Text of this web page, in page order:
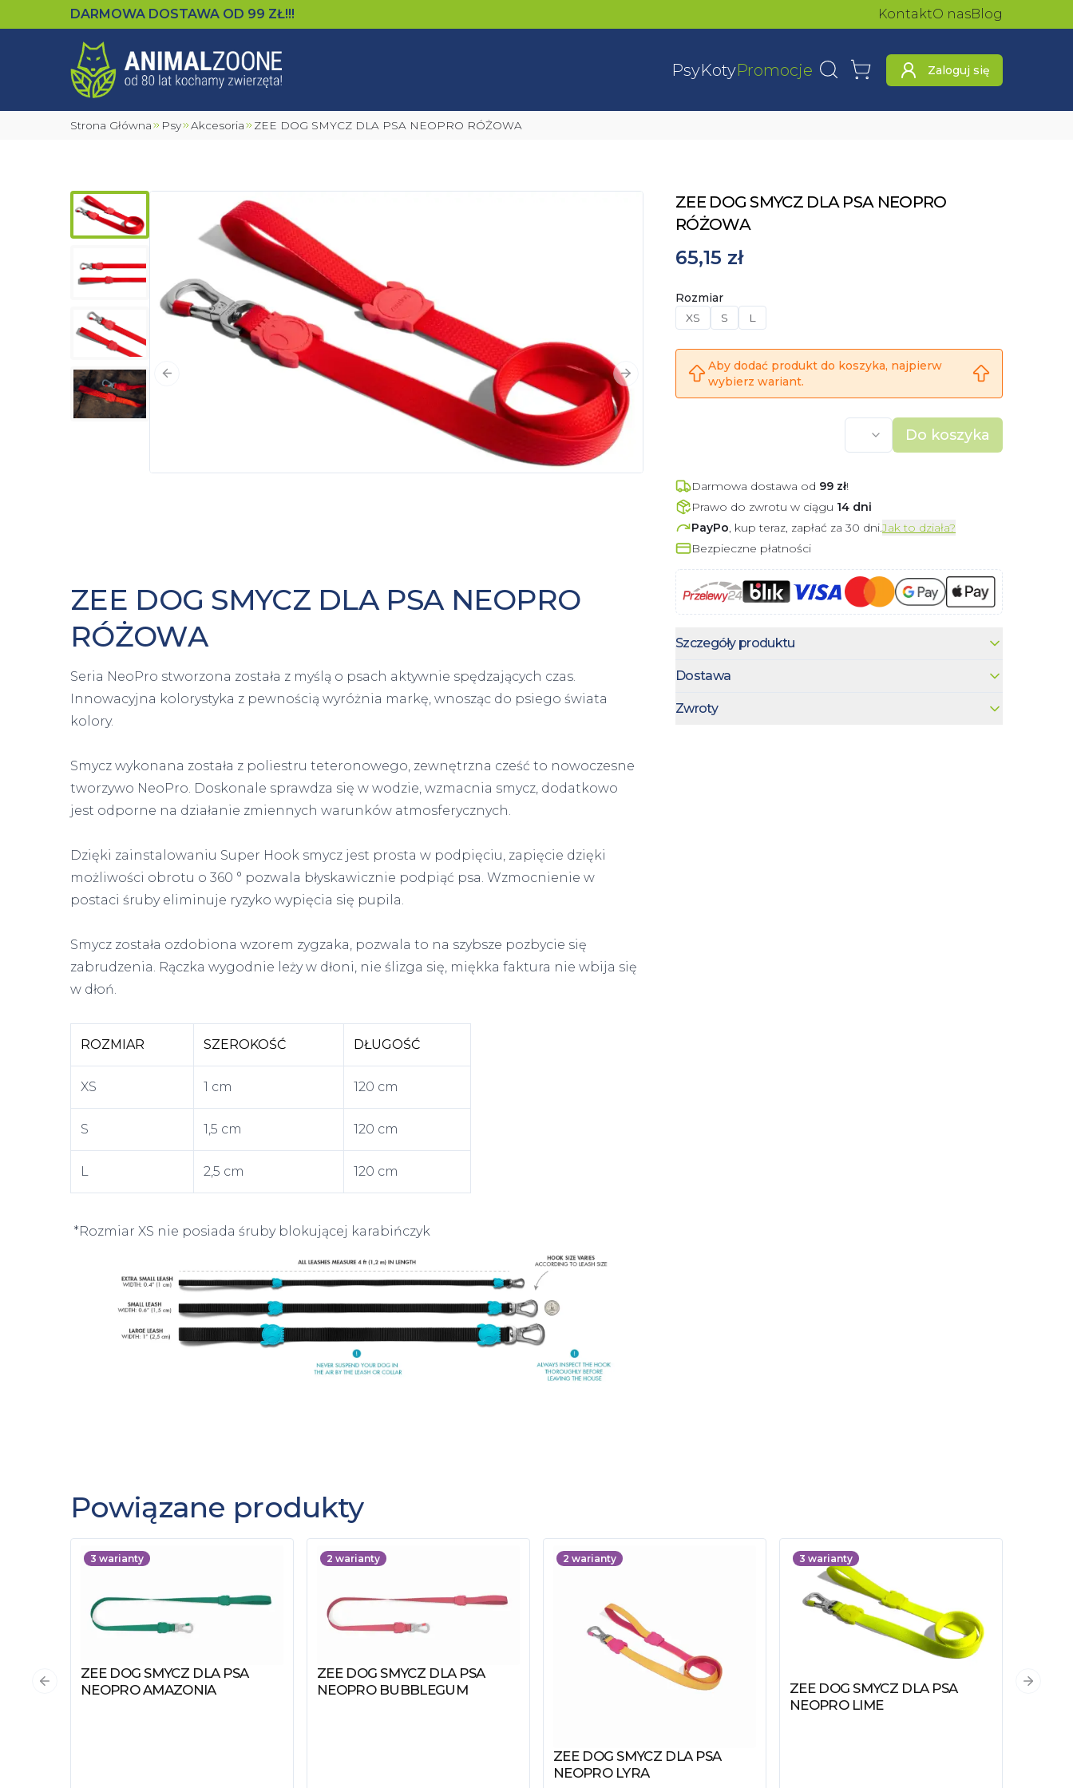
DARMOWA DOSTAWA OD 99 ZŁ!!! KontaktO nasBlog
PsyKotyPromocje WyszukajKoszyk Zaloguj się
Strona Główna Psy Akcesoria ZEE DOG SMYCZ DLA PSA NEOPRO RÓŻOWA
Poprzedni slajd Następny slajd
ZEE DOG SMYCZ DLA PSA NEOPRO
RÓŻOWA
65,15 zł
Rozmiar
XS
S L
Aby dodać produkt do koszyka, najpierw
wybierz wariant.
Do koszyka
Darmowa dostawa od 99 zł!
Prawo do zwrotu w ciągu 14 dni
PayPo, kup teraz, zapłać za 30 dni.Jak to działa?
Bezpieczne płatności
Szczegóły produktu
Dostawa
Zwroty
ZEE DOG SMYCZ DLA PSA NEOPRO
RÓŻOWA
Seria NeoPro stworzona została z myślą o psach aktywnie spędzających czas.
Innowacyjna kolorystyka z pewnością wyróżnia markę, wnosząc do psiego świata
kolory.
Smycz wykonana została z poliestru teteronowego, zewnętrzna cześć to nowoczesne
tworzywo NeoPro. Doskonale sprawdza się w wodzie, wzmacnia smycz, dodatkowo
jest odporne na działanie zmiennych warunków atmosferycznych.
Dzięki zainstalowaniu Super Hook smycz jest prosta w podpięciu, zapięcie dzięki
możliwości obrotu o 360 ° pozwala błyskawicznie podpiąć psa. Wzmocnienie w
postaci śruby eliminuje ryzyko wypięcia się pupila.
Smycz została ozdobiona wzorem zygzaka, pozwala to na szybsze pozbycie się
zabrudzenia. Rączka wygodnie leży w dłoni, nie ślizga się, miękka faktura nie wbija się
w dłoń.
ROZMIAR SZEROKOŚĆ DŁUGOŚĆ
XS 1 cm 120 cm
S 1,5 cm 120 cm
L 2,5 cm 120 cm
*Rozmiar XS nie posiada śruby blokującej karabińczyk
Powiązane produkty
3 warianty
Zobacz produkt
ZEE DOG SMYCZ DLA PSA
NEOPRO AMAZONIA
2 warianty
Zobacz produkt
ZEE DOG SMYCZ DLA PSA
NEOPRO BUBBLEGUM
2 warianty
Zobacz produkt
ZEE DOG SMYCZ DLA PSA
NEOPRO LYRA
3 warianty
Zobacz produkt
ZEE DOG SMYCZ DLA PSA
NEOPRO LIME
Poprzedni slajd